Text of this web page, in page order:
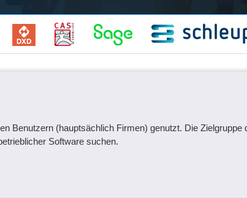
Benutzern (hauptsächlich Firmen) genutzt. Die
Software suchen.